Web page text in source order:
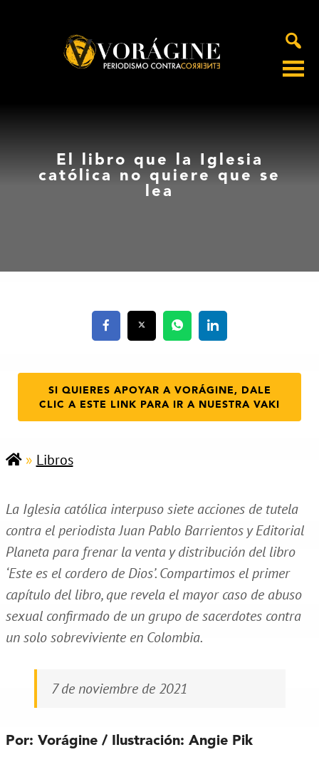
El libro que la Iglesia
católica no quiere que se
lea
SI QUIERES APOYAR A VORÁGINE, DALE
CLIC A ESTE LINK PARA IR A NUESTRA VAKI
» Libros
La Iglesia católica interpuso siete acciones de tutela
contra el periodista Juan Pablo Barrientos y Editorial
Planeta para frenar la venta y distribución del libro
‘Este es el cordero de Dios’. Compartimos el primer
capítulo del libro, que revela el mayor caso de abuso
sexual confirmado de un grupo de sacerdotes contra
un solo sobreviviente en Colombia.
7 de noviembre de 2021
Por: Vorágine / Ilustración: Angie Pik